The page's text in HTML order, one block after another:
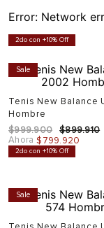
Error: Network
2do con +10% Off
Sale
Tenis New Balance
Hombre
$999.900 $899.910
Ahora $799.920
2do con +10% Off
Sale